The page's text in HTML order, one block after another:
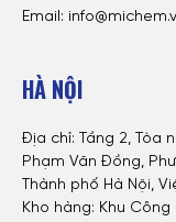
Email:
HÀ NỘI
Địa chỉ: Tầng 2, Tòa
Phạm Văn Đồng,
Thành phố Hà Nội,
Kho hàng: Khu Công